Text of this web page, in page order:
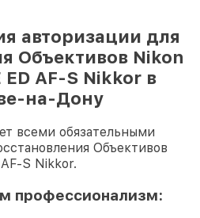
авторизации для
Объективов Nikon
AF-S Nikkor в
на-Дону
всеми обязательными
Объективов
S Nikkor.
профессионализм: